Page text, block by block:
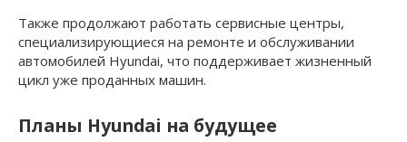
Также продолжают работать сервисные центры,
специализирующиеся на ремонте и обслуживании
автомобилей Hyundai, что поддерживает жизненный
цикл уже проданных машин.
Планы Hyundai на будущее